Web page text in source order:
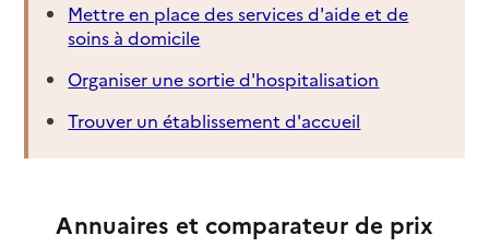
Mettre en place des services d'aide et de
soins à domicile
Organiser une sortie d'hospitalisation
Trouver un établissement d'accueil
Annuaires et comparateur de prix